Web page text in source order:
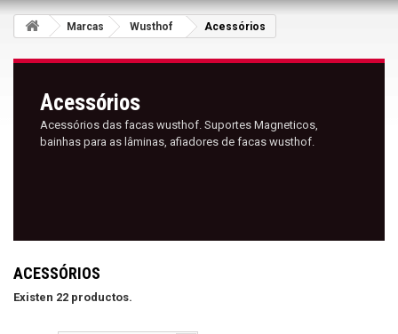
Marcas Wusthof Acessórios
Acessórios
Acessórios das facas wusthof. Suportes Magneticos,
bainhas para as lâminas, afiadores de facas wusthof.
ACESSÓRIOS
Existen 22 productos.